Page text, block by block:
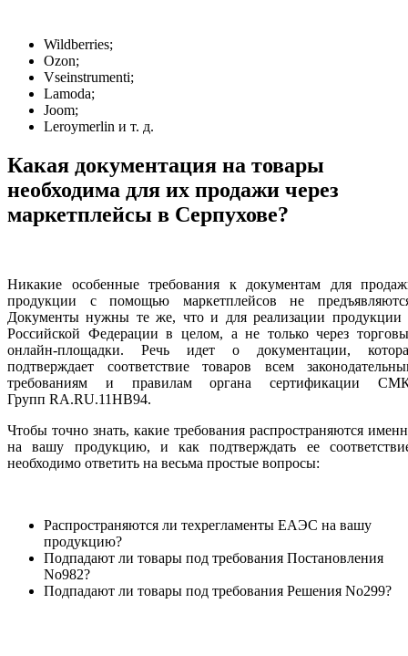
Wildberries;
Ozon;
Vseinstrumenti;
Lamoda;
Joom;
Leroymerlin и т. д.
Какая документация на товары
необходима для их продажи через
маркетплейсы в Серпухове?
Никакие особенные требования к документам для
продукции с помощью маркетплейсов не
Документы нужны те же, что и для реализации продукции
Российской Федерации в целом, а не только через
онлайн-площадки. Речь идет о документации,
подтверждает соответствие товаров всем
требованиям и правилам органа сертификации
Групп RA.RU.11НВ94.
Чтобы точно знать, какие требования распространяются
на вашу продукцию, и как подтверждать ее
необходимо ответить на весьма простые вопросы:
Распространяются ли техрегламенты ЕАЭС на вашу
продукцию?
Подпадают ли товары под требования Постановления
No982?
Подпадают ли товары под требования Решения No299?